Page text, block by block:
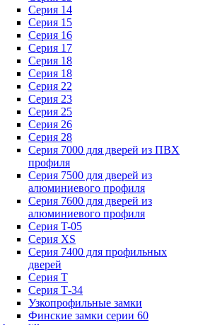
Серия 14
Серия 15
Серия 16
Серия 17
Серия 18
Серия 18
Серия 22
Серия 23
Серия 25
Серия 26
Серия 28
Серия 7000 для дверей из ПВХ
профиля
Серия 7500 для дверей из
алюминиевого профиля
Серия 7600 для дверей из
алюминиевого профиля
Серия T-05
Серия XS
Серия 7400 для профильных
дверей
Серия Т
Серия Т-34
Узкопрофильные замки
Финские замки серии 60